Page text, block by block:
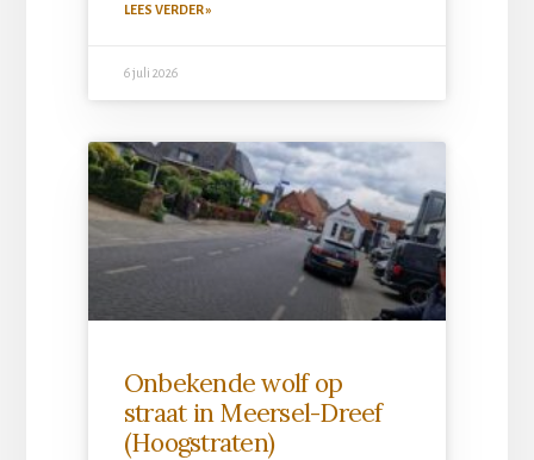
LEES VERDER »
6 juli 2026
Onbekende wolf op
straat in Meersel-Dreef
(Hoogstraten)